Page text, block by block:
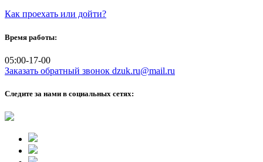
Как проехать или дойти?
Время работы:
05:00-17-00
Заказать обратный звонок dzuk.ru@mail.ru
Следите за нами в социальных сетях: